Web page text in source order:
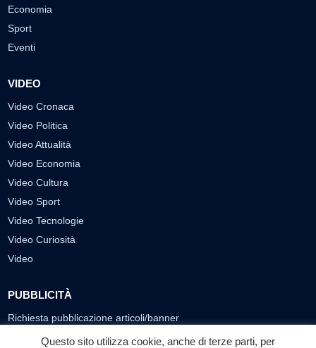
Economia
Sport
Eventi
VIDEO
Video Cronaca
Video Politica
Video Attualità
Video Economia
Video Cultura
Video Sport
Video Tecnologie
Video Curiosità
Video
PUBBLICITÀ
Richiesta pubblicazione articoli/banner
Questo sito utilizza cookie, anche di terze parti, per